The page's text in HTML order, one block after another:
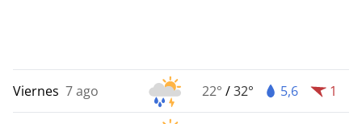
Viernes 7 ago 22° /32° 5,6 1